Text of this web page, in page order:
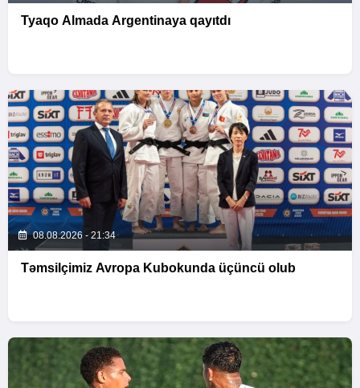
Tyaqo Almada Argentinaya qayıtdı
08.08.2026 - 21:34
Təmsilçimiz Avropa Kubokunda üçüncü olub